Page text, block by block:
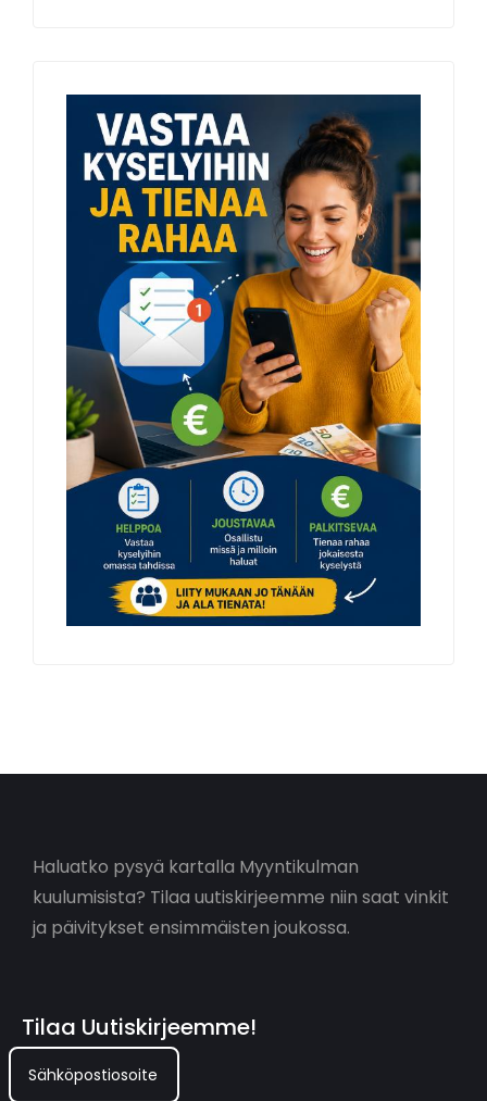
Haluatko pysyä kartalla Myyntikulman
kuulumisista? Tilaa uutiskirjeemme niin saat vinkit
ja päivitykset ensimmäisten joukossa.
Tilaa Uutiskirjeemme!